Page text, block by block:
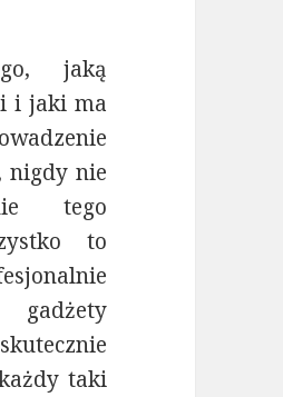
jaką
i jaki ma
nigdy nie
tego
to
taki